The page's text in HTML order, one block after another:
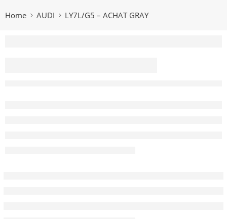
Home AUDI LY7L/G5 – ACHAT GRAY